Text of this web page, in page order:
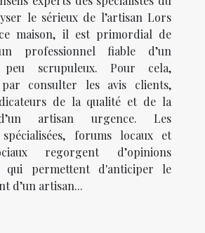
le sérieux de l’artisan Lors
maison, il est primordial de
professionnel fiable d’un
peu scrupuleux. Pour cela,
par consulter les avis clients,
de la qualité et de la
artisan urgence. Les
forums locaux et
regorgent d’opinions
qui permettent d'anticiper le
d’un artisan...